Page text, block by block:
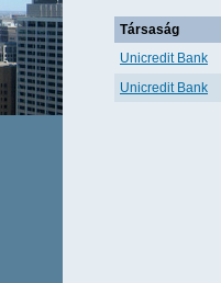
Társaság
Unicredit Bank
Unicredit Bank